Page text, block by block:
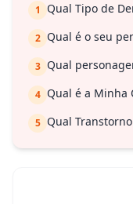
1 Qual Tipo de
2 Qual é o seu
3 Qual
4 Qual é a Minha
5 Qual